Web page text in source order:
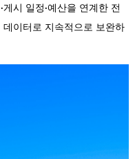
시 일정·예산을 연계한 전
이터로 지속적으로 보완하